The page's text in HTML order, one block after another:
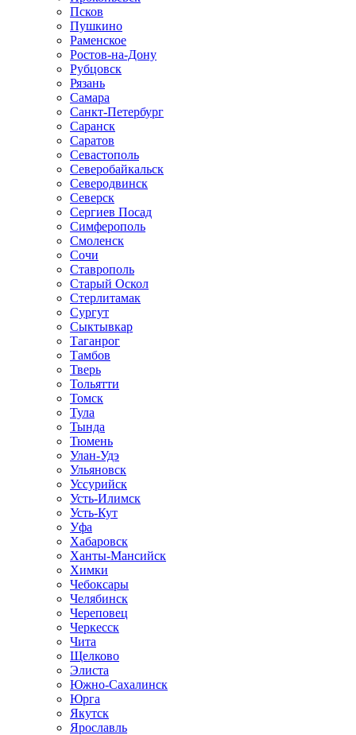
Псков
Пушкино
Раменское
Ростов-на-Дону
Рубцовск
Рязань
Самара
Санкт-Петербург
Саранск
Саратов
Севастополь
Северобайкальск
Северодвинск
Северск
Сергиев Посад
Симферополь
Смоленск
Сочи
Ставрополь
Старый Оскол
Стерлитамак
Сургут
Сыктывкар
Таганрог
Тамбов
Тверь
Тольятти
Томск
Тула
Тында
Тюмень
Улан-Удэ
Ульяновск
Уссурийск
Усть-Илимск
Усть-Кут
Уфа
Хабаровск
Ханты-Мансийск
Химки
Чебоксары
Челябинск
Череповец
Черкесск
Чита
Щелково
Элиста
Южно-Сахалинск
Юрга
Якутск
Ярославль